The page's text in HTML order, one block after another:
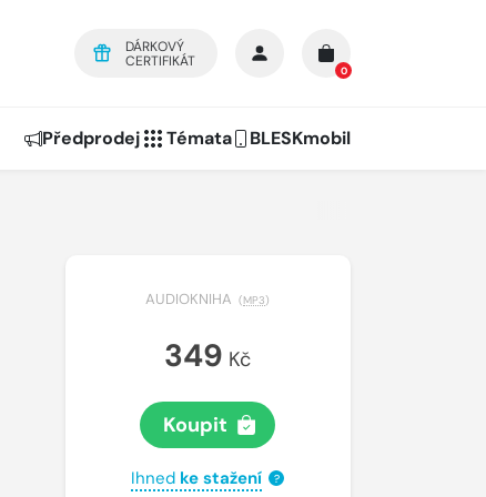
DÁRKOVÝ
CERTIFIKÁT
0
Předprodej Témata BLESKmobil
AUDIOKNIHA (MP3)
349 Kč
Koupit
Ihned ke stažení ?